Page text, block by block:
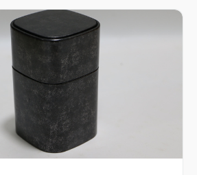
도 달콤한 맛이 유지되어 우림성이